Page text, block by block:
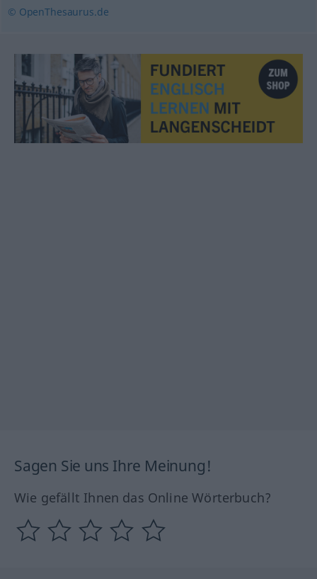
© OpenThesaurus.de
Sagen Sie uns Ihre Meinung!
Wie gefällt Ihnen das Online Wörterbuch?